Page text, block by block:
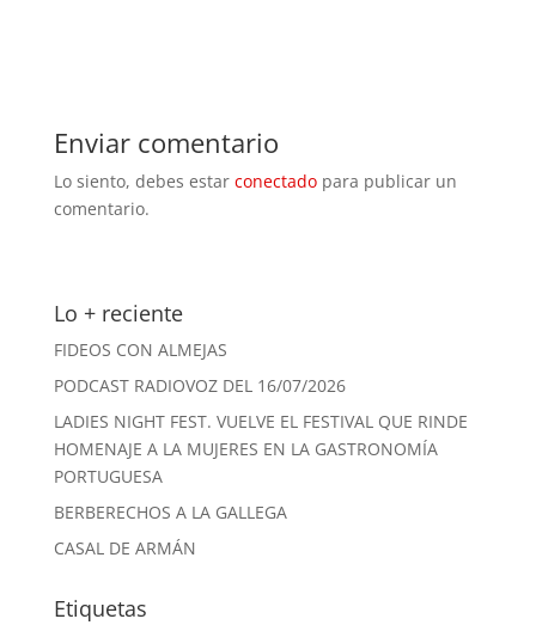
Enviar comentario
Lo siento, debes estar conectadopara publicar un
comentario.
Lo + reciente
FIDEOS CON ALMEJAS
PODCAST RADIOVOZ DEL 16/07/2026
LADIES NIGHT FEST. VUELVE EL FESTIVAL QUE RINDE
HOMENAJE A LA MUJERES EN LA GASTRONOMÍA
PORTUGUESA
BERBERECHOS A LA GALLEGA
CASAL DE ARMÁN
Etiquetas